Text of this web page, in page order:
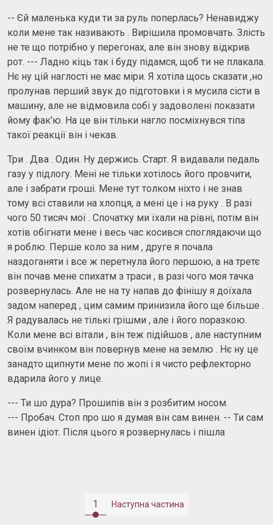
-- Єй маленька куди ти за руль поперлась? Ненавиджу
коли мене так називають . Вирішила промовчать. Злість
не те що потрібно у перегонах, але він знову відкрив
рот. --- Ладно кіць так і буду підамся, щоб ти не плакала.
Нє ну цій наглості не має міри. Я хотіла щось сказати ,но
пролунав перший звук до підготовки і я мусила сісти в
машину, але не відмовила собі у задоволені показати
йому фак'ю. На це він тільки нагло посміхнувся тіпа
такої реакції він і чекав.
Три . Два . Один. Ну держись. Старт. Я видавали педаль
газу у підлогу. Мені не тільки хотілось його провчити,
але і забрати гроші. Мене тут толком ніхто і не знав
тому всі ставили на хлопця, а мені це і на руку . В разі
чого 50 тисяч мої . Спочатку ми їхали на рівні, потім він
хотів обігнати мене і весь час косився споглядаючи що
я роблю. Перше коло за ним , друге я почала
наздоганяти і все ж перетнула його першою, а на третє
він почав мене спихатм з траси , в разі чого моя тачка
розвернулась. Але не на ту напав до фінішу я доїхала
задом наперед , цим самим принизила його ще більше .
Я радувалась не тількі грішми , але і його поразкою.
Коли мене всі вітали , він теж підійшов , але наступним
своїм вчинком він повернув мене на землю . Нє ну це
занадто щипнути мене по жопі і я чисто рефлекторно
вдарила його у лице.
--- Ти шо дура? Прошипів він з розбитим носом.
--- Пробач. Стоп про шо я думая він сам винен. -- Ти сам
винен ідіот. Після цього я розвернулась і пішла
1 Наступна частина